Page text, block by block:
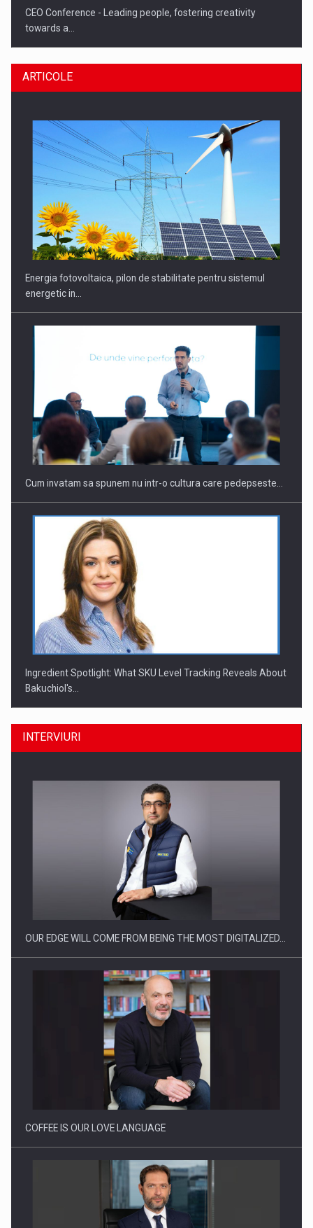
CEO Conference - Leading people, fostering creativity
towards a…
CEO Conference - Shaping The Future - Technology and…
Webinar - Business Evolution-RETHINK STRATEGY-Finantare
Investitii Digitalizare
ARTICOLE
Energia fotovoltaica, pilon de stabilitate pentru sistemul
energetic in…
Cum invatam sa spunem nu intr-o cultura care pedepseste…
Ingredient Spotlight: What SKU Level Tracking Reveals About
Bakuchiol's…
Producatorii si comerciantii care nu se supun noilor
Proteinmaxxing and the Future of Protein Demand
INTERVIURI
OUR EDGE WILL COME FROM BEING THE MOST DIGITALIZED…
COFFEE IS OUR LOVE LANGUAGE